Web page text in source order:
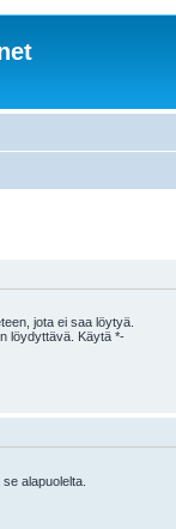
jota ei saa löytyä.
löydyttävä. Käytä *-
alapuolelta.